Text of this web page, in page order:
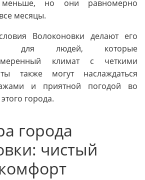
меньше, но они равномерно
месяцы.
Волоконовки делают его
для людей, которые
климат с четкими
также могут наслаждаться
и приятной погодой во
города.
города
чистый